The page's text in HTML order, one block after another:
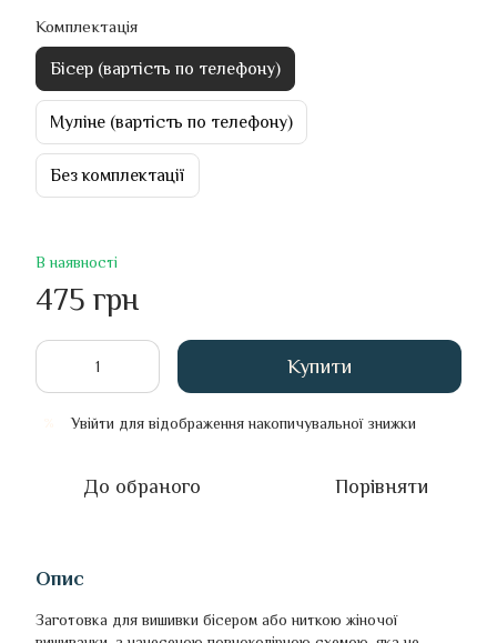
Комплектація
Бісер (вартість по телефону)
Муліне (вартість по телефону)
Без комплектації
В наявності
475 грн
Купити
Увійти для відображення накопичувальної знижки
До обраного Порівняти
Опис
Заготовка для вишивки бісером або ниткою жіночої